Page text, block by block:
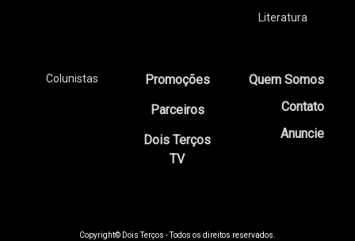
Literatura
Colunistas
Promoções
Parceiros
Dois Terços
TV
Quem Somos
Contato
Anuncie
Copyright© Dois Terços - Todos os direitos reservados.